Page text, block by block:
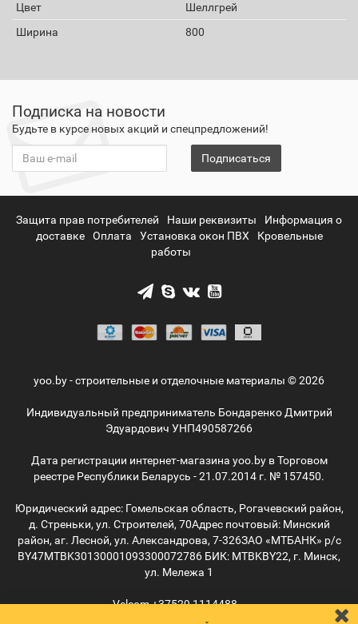
Цвет
Шеллгрей
Ширина
800
Подписка на новости
Будьте в курсе новых акций и спецпредложений!
Подписаться
Защита прав потребителей Наши реквизиты
Информация о
доставке
Оплата Установка окон ПВХ
Кровельные
работы
yoo.by - строительные и отделочные материалы © 2026
Индивидуальный предприниматель Бондаренко Дмитрий
Эдуардович УНП490587266
Дата регистрации интернет-магазина yoo.by в Торговом
реестре Республики Беларусь - 21.07.2014 г. № 157450.
Юридический адрес: Гомельская область, Рогачевский район,
д. Стреньки, ул. Строителей, 70Адрес почтовый: Минский
район, аг. Лесной, ул. Александрова, 7-326ЗАО «МТБАНК» р/с
BY47MTBK30130001093300072786 БИК: MTBKBY22, г. Минск,
ул. Мележа 1
Velcom+375291114488
5055515